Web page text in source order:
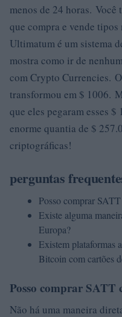
menos de 24 horas. Você
que compra e vende
Ultimatum é um sistema
mostra como ir de
com Crypto Currencies.
transformou em $ 1006.
que eles pegaram esses
enorme quantia de $
criptográficas!
perguntas
Posso comprar
Existe alguma
Europa?
Existem plataformas
Bitcoin com cartões
Posso comprar SATT
Não há uma maneira